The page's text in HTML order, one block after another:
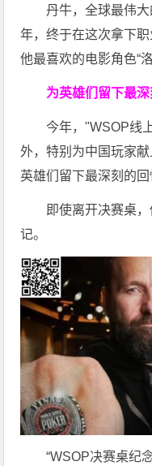
丹牛，全球最伟
年，终于在这次拿下
他最喜欢的电影角色“
为英雄们留下最
今年，"WSOP线
外，特别为中国玩家献
英雄们留下最深刻的回
即使离开决赛桌
记。
“WSOP决赛桌纪